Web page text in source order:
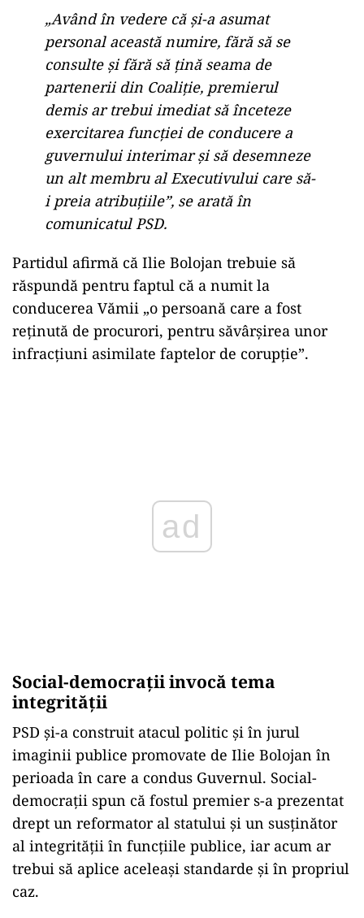
„Având în vedere că și-a asumat
personal această numire, fără să se
consulte și fără să țină seama de
partenerii din Coaliție, premierul
demis ar trebui imediat să înceteze
exercitarea funcției de conducere a
guvernului interimar și să desemneze
un alt membru al Executivului care să-
i preia atribuțiile”, se arată în
comunicatul PSD.
Partidul afirmă că Ilie Bolojan trebuie să
răspundă pentru faptul că a numit la
conducerea Vămii „o persoană care a fost
reținută de procurori, pentru săvârșirea unor
infracțiuni asimilate faptelor de corupție”.
ad
Social-democrații invocă tema
integrității
PSD și-a construit atacul politic și în jurul
imaginii publice promovate de Ilie Bolojan în
perioada în care a condus Guvernul. Social-
democrații spun că fostul premier s-a prezentat
drept un reformator al statului și un susținător
al integrității în funcțiile publice, iar acum ar
trebui să aplice aceleași standarde și în propriul
caz.